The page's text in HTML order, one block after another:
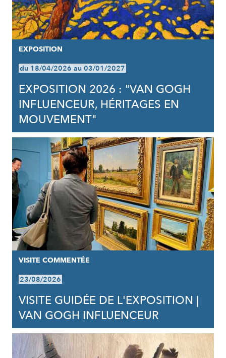
EXPOSITION
du 18/04/2026 au 03/01/2027
EXPOSITION 2026 : "VAN GOGH
INFLUENCEUR, HÉRITAGES EN
MOUVEMENT"
VISITE COMMENTÉE
23/08/2026
VISITE GUIDÉE DE L'EXPOSITION |
VAN GOGH INFLUENCEUR